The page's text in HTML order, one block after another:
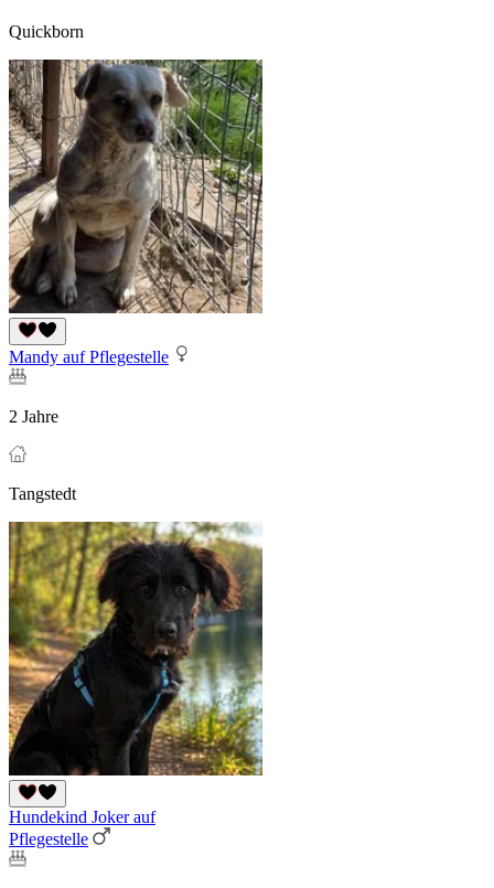
Quickborn
Mandy auf Pflegestelle
2 Jahre
Tangstedt
Hundekind Joker auf
Pflegestelle